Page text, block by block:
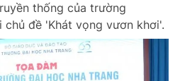
thống của trường
chủ đề 'Khát vọng vươn khơi'.